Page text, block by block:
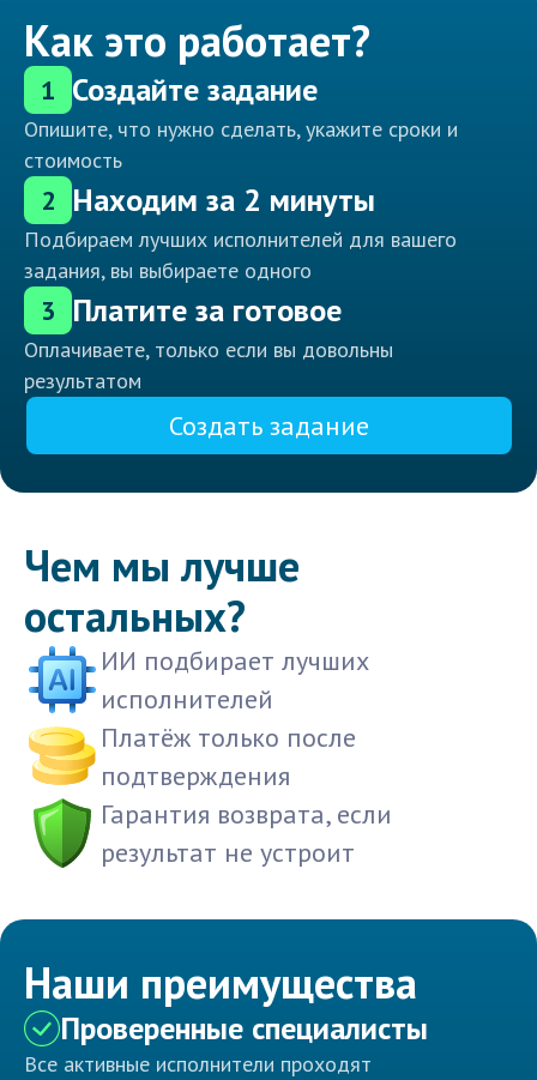
Как это работает?
1 Создайте задание
Опишите, что нужно сделать, укажите сроки и
стоимость
2 Находим за 2 минуты
Подбираем лучших исполнителей для вашего
задания, вы выбираете одного
3 Платите за готовое
Оплачиваете, только если вы довольны
результатом
Создать задание
Чем мы лучше
остальных?
ИИ подбирает лучших
исполнителей
Платёж только после
подтверждения
Гарантия возврата, если
результат не устроит
Наши преимущества
Проверенные специалисты
Все активные исполнители проходят